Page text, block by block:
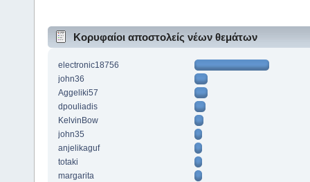
Κορυφαίοι αποστολείς νέων θεμάτων
electronic18756
john36
Aggeliki57
dpouliadis
KelvinBow
john35
anjelikaguf
totaki
margarita